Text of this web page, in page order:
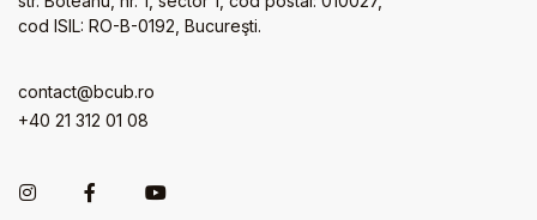
cod ISIL: RO-B-0192, Bucureşti.
contact@bcub.ro
+40 21 312 01 08